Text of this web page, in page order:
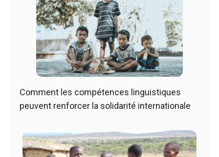
Comment les compétences linguistiques
peuvent renforcer la solidarité internationale